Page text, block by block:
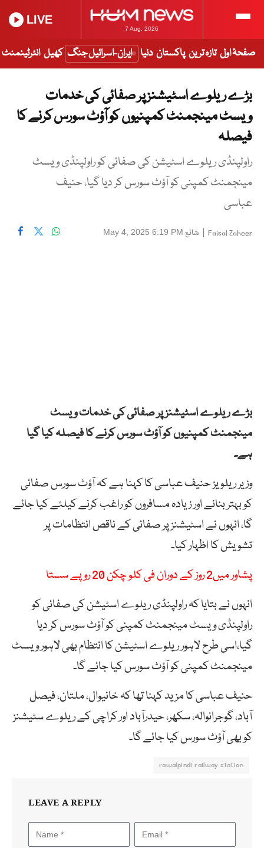
7 Aug, 2026
LIVE
صفحۂ اول تازہ ترین پاکستان دنیا ایران-اسرائیل جنگ کھیل انٹرٹینمنٹ
بڑے ریلوے اسٹیشنز پر صفائی کی خدمات
ویسٹ مینجمنٹ کمپنیوں کو آؤٹ سورس کرنے کا
فیصلہ
راولپنڈی ریلوے اسٹیشن کی صفائی کو راولپنڈی ویسٹ
مینجمنٹ کمپنی کو آؤٹ سورس کر دیا گیا، حنیف
عباسی
Faisal Zaheer
| شائع May 4, 2025 6:19 PM
بڑے ریلوے اسٹیشنز پر صفائی کی خدمات ویسٹ
مینجمنٹ کمپنیوں کو آؤٹ سورس کرنے کا فیصلہ کیا گیا
ہے۔
وزیر ریلویز حنیف عباسی کا کہنا ہے کہ آؤٹ سورس صفائی
کو بہتر بنانے اور زیادہ مسافروں کو راغب کرنے کیلئے کیا جائے
گا، انہوں نے اسٹیشنز پر صفائی کے ناقص انتظامات پر
تشویش کا اظہار کیا۔
پشاور میں2 روز کے دوران فی کلو چکن 20 روپے سستا
انہوں نے بتایا کہ راولپنڈی ریلوے اسٹیشن کی صفائی کو
راولپنڈی ویسٹ مینجمنٹ کمپنی کو آؤٹ سورس کر دیا
گیا،اسی طرح لاہور ریلوے اسٹیشن کا انتظام بھی لاہور ویسٹ
مینجمنٹ کمپنی کو آؤٹ سورس کیا جائے گا۔
حنیف عباسی کا مزید کہنا تھا کہ خانیوال، ملتان، فیصل
آباد، گوجرانوالہ، سکھر، حیدرآباد اور کراچی کے ریلوے سٹیشنز
کو بھی آؤٹ سورس کیا جائے گا۔
rawalpindi railway station
LEAVE A REPLY